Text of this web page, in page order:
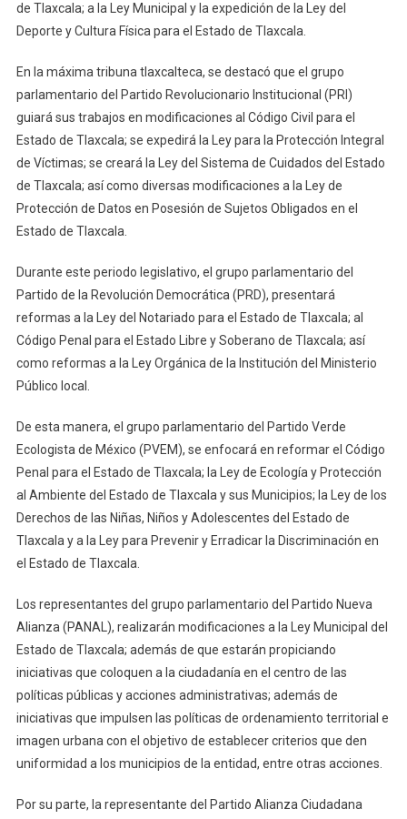
de Tlaxcala; a la Ley Municipal y la expedición de la Ley del
Deporte y Cultura Física para el Estado de Tlaxcala.
En la máxima tribuna tlaxcalteca, se destacó que el grupo
parlamentario del Partido Revolucionario Institucional (PRI)
guiará sus trabajos en modificaciones al Código Civil para el
Estado de Tlaxcala; se expedirá la Ley para la Protección Integral
de Víctimas; se creará la Ley del Sistema de Cuidados del Estado
de Tlaxcala; así como diversas modificaciones a la Ley de
Protección de Datos en Posesión de Sujetos Obligados en el
Estado de Tlaxcala.
Durante este periodo legislativo, el grupo parlamentario del
Partido de la Revolución Democrática (PRD), presentará
reformas a la Ley del Notariado para el Estado de Tlaxcala; al
Código Penal para el Estado Libre y Soberano de Tlaxcala; así
como reformas a la Ley Orgánica de la Institución del Ministerio
Público local.
De esta manera, el grupo parlamentario del Partido Verde
Ecologista de México (PVEM), se enfocará en reformar el Código
Penal para el Estado de Tlaxcala; la Ley de Ecología y Protección
al Ambiente del Estado de Tlaxcala y sus Municipios; la Ley de los
Derechos de las Niñas, Niños y Adolescentes del Estado de
Tlaxcala y a la Ley para Prevenir y Erradicar la Discriminación en
el Estado de Tlaxcala.
Los representantes del grupo parlamentario del Partido Nueva
Alianza (PANAL), realizarán modificaciones a la Ley Municipal del
Estado de Tlaxcala; además de que estarán propiciando
iniciativas que coloquen a la ciudadanía en el centro de las
políticas públicas y acciones administrativas; además de
iniciativas que impulsen las políticas de ordenamiento territorial e
imagen urbana con el objetivo de establecer criterios que den
uniformidad a los municipios de la entidad, entre otras acciones.
Por su parte, la representante del Partido Alianza Ciudadana